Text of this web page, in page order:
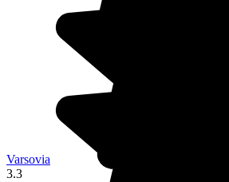
Varsovia
3.3